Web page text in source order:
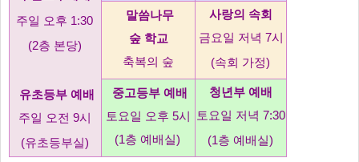
주일 오후 1:30
(2층 본당)
유초등부 예배
주일 오전 9시
(유초등부실)
말씀나무
숲 학교
축복의 숲
사랑의 속회
금요일 저녁 7시
(속회 가정)
중고등부 예배
토요일 오후 5시
(1층 예배실)
청년부 예배
토요일 저녁 7:30
(1층 예배실)